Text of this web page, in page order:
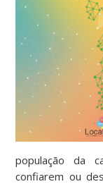
população da
confiarem ou